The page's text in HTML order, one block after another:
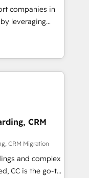
vos logiciels
🎓
companies in
leveraging
and
Our offer spans
in CRM
design, sales
companies
are committed to
their
through
integration of
Would
inbound
CRM
CRM Migration
and complex
CC is the go-to